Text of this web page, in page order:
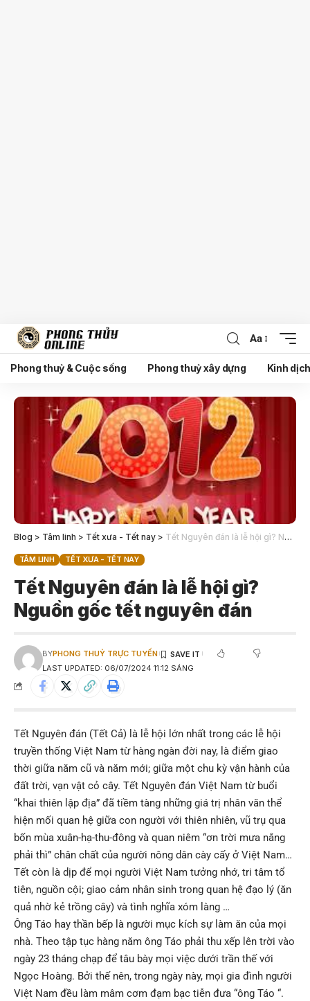
Aa
Phong thuỷ & Cuộc sống Phong thuỷ xây dựng Kinh
Blog > Tâm linh > Tết xưa - Tết nay > Tết Nguyên đán là lễ hội gì? Nguồn gốc tết nguyên đán
TÂM LINH TẾT XƯA - TẾT NAY
Tết Nguyên đán là lễ hội gì?
Nguồn gốc tết nguyên đán
LAST UPDATED: 06/07/2024 11:12 SÁNG
BYPHONG THUỶ TRỰC TUYẾN
Tết Nguyên đán (Tết Cả) là lễ hội lớn nhất trong các lễ hội
truyền thống Việt Nam từ hàng ngàn đời nay, là điểm giao
thời giữa năm cũ và năm mới; giữa một chu kỳ vận hành của
đất trời, vạn vật cỏ cây. Tết Nguyên đán Việt Nam từ buổi
“khai thiên lập địa” đã tiềm tàng những giá trị nhân văn thể
hiện mối quan hệ giữa con người với thiên nhiên, vũ trụ qua
bốn mùa xuân-hạ-thu-đông và quan niêm “ơn trời mưa nắng
phải thì” chân chất của người nông dân cày cấy ở Việt Nam…
Tết còn là dịp để mọi người Việt Nam tưởng nhớ, tri tâm tổ
tiên, nguồn cội; giao cảm nhân sinh trong quan hệ đạo lý (ăn
quả nhờ kẻ trồng cây) và tình nghĩa xóm làng …
Ông Táo hay thần bếp là người mục kích sự làm ăn của mọi
nhà. Theo tập tục hàng năm ông Táo phải thu xếp lên trời vào
ngày 23 tháng chạp để tâu bày mọi việc dưới trần thế với
Ngọc Hoàng. Bởi thế nên, trong ngày này, mọi gia đình người
Việt Nam đều làm mâm cơm đạm bạc tiễn đưa “ông Táo “.